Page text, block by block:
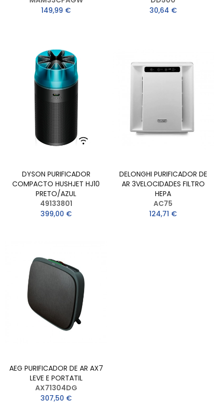
149,99 €
30,64 €
DYSON PURIFICADOR
COMPACTO HUSHJET HJ10
PRETO/AZUL
49133801
399,00 €
DELONGHI PURIFICADOR DE
AR 3VELOCIDADES FILTRO
HEPA
AC75
124,71 €
AEG PURIFICADOR DE AR AX7
LEVE E PORTATIL
AX71304DG
307,50 €